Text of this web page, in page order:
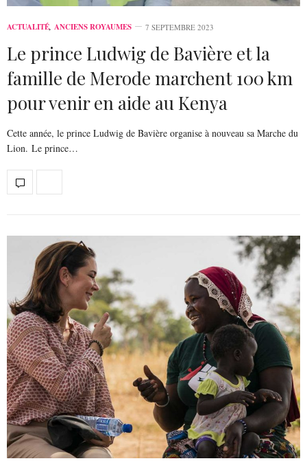
ACTUALITÉ, ANCIENS ROYAUMES 7 SEPTEMBRE 2023
Le prince Ludwig de Bavière et la
famille de Merode marchent 100 km
pour venir en aide au Kenya
Cette année, le prince Ludwig de Bavière organise à nouveau sa Marche du
Lion. Le prince…